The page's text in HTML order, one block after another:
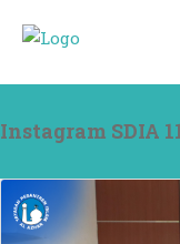
Instagram SDIA